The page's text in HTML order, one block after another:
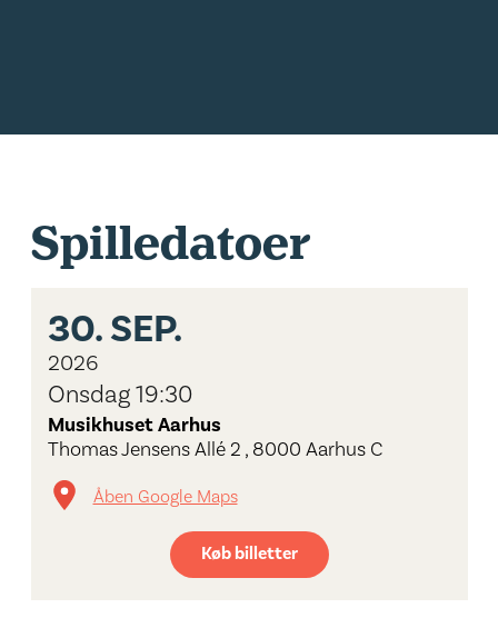
Spilledatoer
30.SEP.
2026
Onsdag 19:30
Musikhuset Aarhus
Thomas Jensens Allé 2 , 8000 Aarhus C
Åben Google Maps
Køb billetter